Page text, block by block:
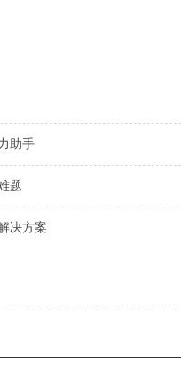
助手
题
决方案